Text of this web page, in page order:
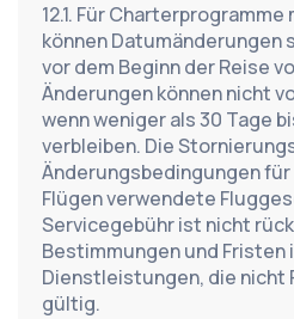
12.1. Für
können Datumänderungen
vor dem Beginn der Reise
Änderungen können nicht
wenn weniger als 30 Tage
verbleiben. Die
Änderungsbedingungen
Flügen verwendete
Servicegebühr ist nicht
Bestimmungen und Fristen
Dienstleistungen, die nicht
gültig.